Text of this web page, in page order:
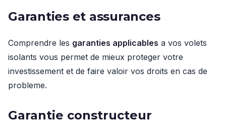
Garanties et assurances
Comprendre les garanties applicables a vos volets
isolants vous permet de mieux proteger votre
investissement et de faire valoir vos droits en cas de
probleme.
Garantie constructeur